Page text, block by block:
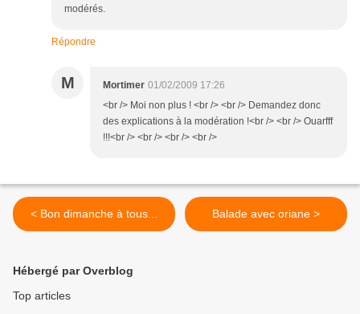
modérés.
Répondre
M Mortimer 01/02/2009 17:26
<br /> Moi non plus ! <br /> <br /> Demandez donc
des explications à la modération !<br /> <br /> Ouarfff
!!!<br /> <br /> <br /> <br />
< Bon dimanche à tous... Balade avec oriane >
Hébergé par Overblog
Top articles